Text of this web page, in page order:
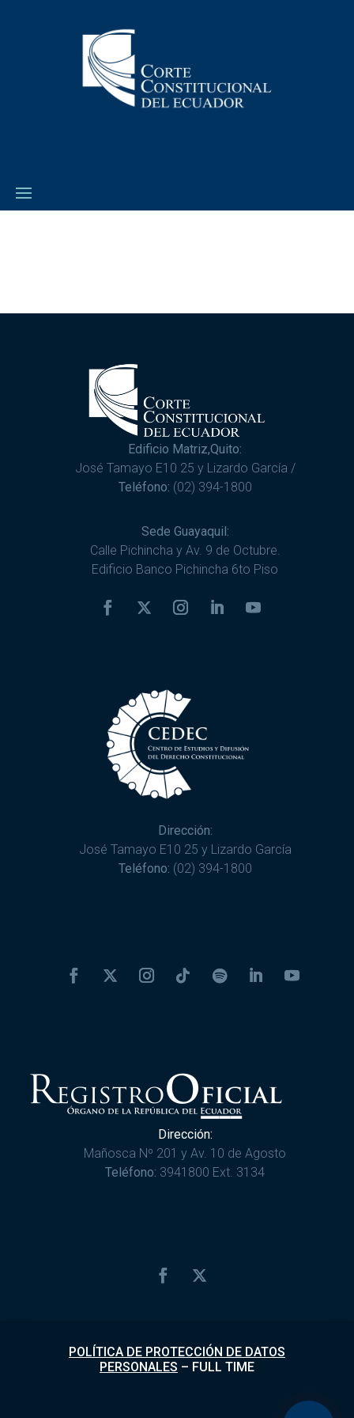
Edificio Matriz,Quito:
José Tamayo E10 25 y Lizardo García /
Teléfono: (02) 394-1800
Sede Guayaquil:
Calle Pichincha y Av. 9 de Octubre.
Edificio Banco Pichincha 6to Piso
Dirección:
José Tamayo E10 25 y Lizardo García
Teléfono: (02) 394-1800
Dirección:
Mañosca Nº 201 y Av. 10 de Agosto
Teléfono: 3941800 Ext. 3134
POLÍTICA DE PROTECCIÓN DE DATOS
PERSONALES – FULL TIME